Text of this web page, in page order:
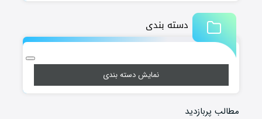
دسته بندی
نمایش دسته بندی
مطالب پربازدید